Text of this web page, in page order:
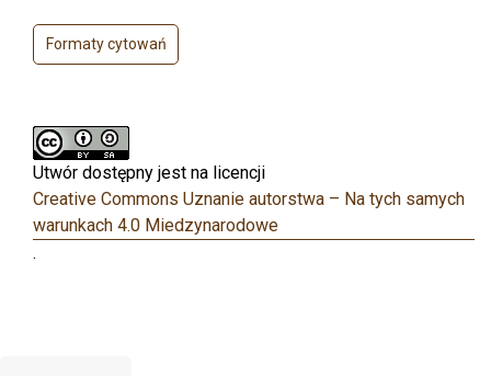
Formaty cytowań
Utwór dostępny jest na licencji
Creative Commons Uznanie autorstwa – Na tych samych
warunkach 4.0 Miedzynarodowe
.